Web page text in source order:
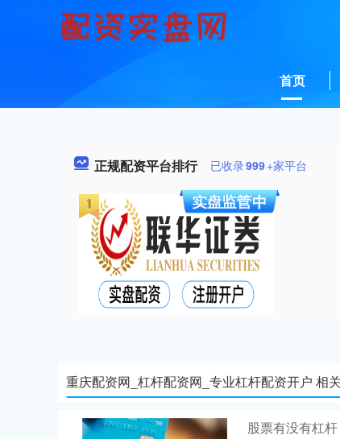
首页
正规配资平台排行 已收录999+家平台
重庆配资网_杠杆配资网_专业杠杆配资开户 相
股票有没有杠